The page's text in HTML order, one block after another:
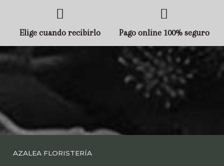
Elige cuando recibirlo Pago online 100% seguro
AZALEA FLORISTERÍA